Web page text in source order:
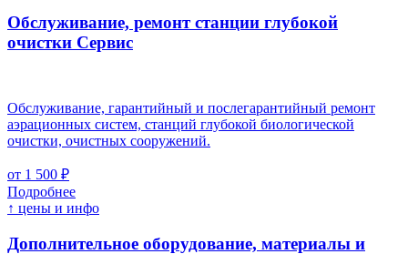
Обслуживание, ремонт станции глубокой
очистки Cервис
Обслуживание, гарантийный и послегарантийный ремонт
аэрационных систем, станций глубокой биологической
очистки, очистных сооружений.
от 1 500 ₽
Подробнее
↑ цены и инфо
Дополнительное оборудование, материалы и